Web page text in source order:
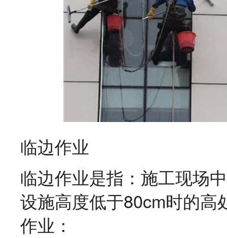
临边作业
临边作业是指：施工现场
设施高度低于80cm时的高
作业：